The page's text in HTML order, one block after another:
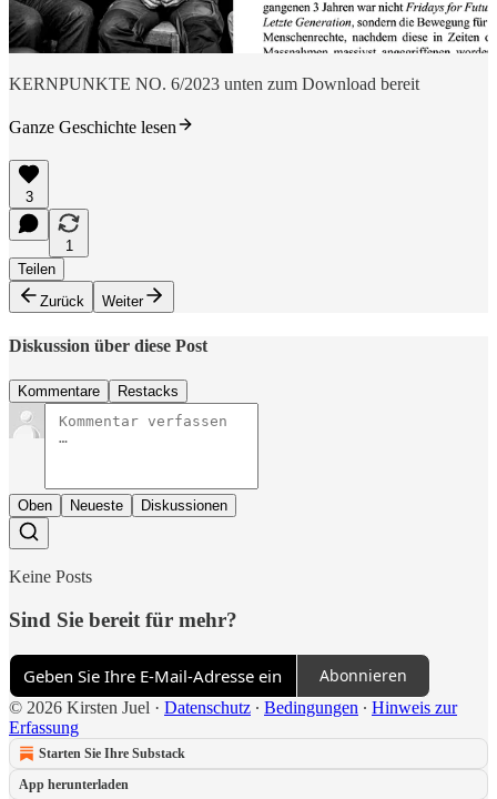
KERNPUNKTE NO. 6/2023 unten zum Download bereit
Ganze Geschichte lesen
3
1
Teilen
Zurück
Weiter
Diskussion über diese Post
Kommentare Restacks
Oben Neueste Diskussionen
Keine Posts
Sind Sie bereit für mehr?
Abonnieren
© 2026 Kirsten Juel · Datenschutz ∙ Bedingungen ∙ Hinweis zur
Erfassung
Starten Sie Ihre Substack
App herunterladen